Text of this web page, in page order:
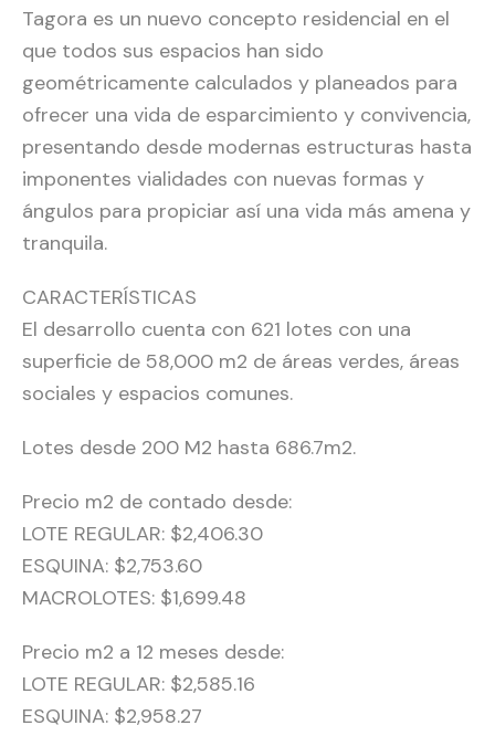
Tagora es un nuevo concepto residencial en el
que todos sus espacios han sido
geométricamente calculados y planeados para
ofrecer una vida de esparcimiento y convivencia,
presentando desde modernas estructuras hasta
imponentes vialidades con nuevas formas y
ángulos para propiciar así una vida más amena y
tranquila.
CARACTERÍSTICAS
El desarrollo cuenta con 621 lotes con una
superficie de 58,000 m2 de áreas verdes, áreas
sociales y espacios comunes.
Lotes desde 200 M2 hasta 686.7m2.
Precio m2 de contado desde:
LOTE REGULAR: $2,406.30
ESQUINA: $2,753.60
MACROLOTES: $1,699.48
Precio m2 a 12 meses desde:
LOTE REGULAR: $2,585.16
ESQUINA: $2,958.27